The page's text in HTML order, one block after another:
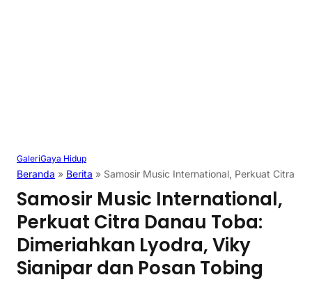
GaleriGaya Hidup
Beranda » Berita » Samosir Music International, Perkuat Citra
Samosir Music International,
Perkuat Citra Danau Toba:
Dimeriahkan Lyodra, Viky
Sianipar dan Posan Tobing